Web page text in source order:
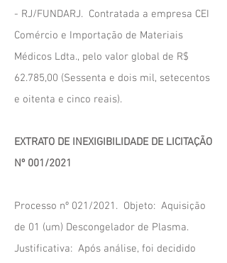
- RJ/FUNDARJ. Contratada a empresa CEI
Comércio e Importação de Materiais
Médicos Ldta., pelo valor global de R$
62.785,00 (Sessenta e dois mil, setecentos
e oitenta e cinco reais).
EXTRATO DE INEXIGIBILIDADE DE LICITAÇÃO
Nº 001/2021
Processo nº 021/2021. Objeto: Aquisição
de 01 (um) Descongelador de Plasma.
Justificativa: Após análise, foi decidido